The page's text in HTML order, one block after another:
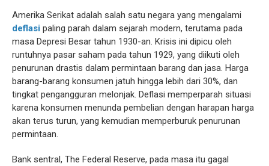
Amerika Serikat adalah salah satu negara yang mengalami
deflasi paling parah dalam sejarah modern, terutama pada
masa Depresi Besar tahun 1930-an. Krisis ini dipicu oleh
runtuhnya pasar saham pada tahun 1929, yang diikuti oleh
penurunan drastis dalam permintaan barang dan jasa. Harga
barang-barang konsumen jatuh hingga lebih dari 30%, dan
tingkat pengangguran melonjak. Deflasi memperparah situasi
karena konsumen menunda pembelian dengan harapan harga
akan terus turun, yang kemudian memperburuk penurunan
permintaan.
Bank sentral, The Federal Reserve, pada masa itu gagal